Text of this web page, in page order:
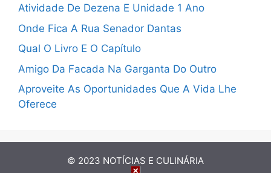
Atividade De Dezena E Unidade 1 Ano
Onde Fica A Rua Senador Dantas
Qual O Livro E O Capítulo
Amigo Da Facada Na Garganta Do Outro
Aproveite As Oportunidades Que A Vida Lhe
Oferece
© 2023 NOTÍCIAS E CULINÁRIA